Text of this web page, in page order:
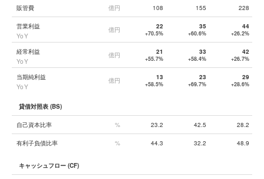
販管費 億円 108 155 228
営業利益
YoY
億円 22
+70.5%
35
+60.6%
44
+26.2%
経常利益
YoY
億円 21
+55.7%
33
+58.4%
42
+26.7%
当期純利益
YoY
億円 13
+58.5%
23
+69.7%
29
+28.6%
貸借対照表 (BS)
自己資本比率 % 23.2 42.5 28.2
有利子負債比率 % 44.3 32.2 48.9
キャッシュフロー (CF)